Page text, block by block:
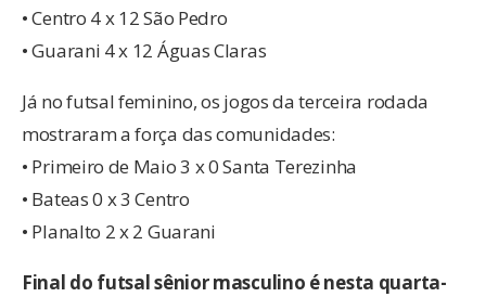
• Centro 4 x 12 São Pedro
• Guarani 4 x 12 Águas Claras
Já no futsal feminino, os jogos da terceira rodada
mostraram a força das comunidades:
• Primeiro de Maio 3 x 0 Santa Terezinha
• Bateas 0 x 3 Centro
• Planalto 2 x 2 Guarani
Final do futsal sênior masculino é nesta quarta-